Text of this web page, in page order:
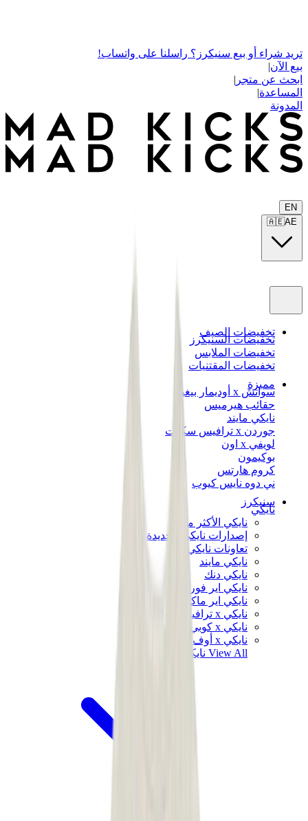
تريد شراء أو بيع سنيكرز؟ راسلنا على واتساب!
بيع الآن|
ابحث عن متجر |
المساعدة|
المدونة
EN
🇦🇪AE
تخفيضات الصيف
تخفيضات السنيكرز
تخفيضات الملابس
تخفيضات المقتنيات
مميزة
سواتش x أوديمار بيغيه
حقائب هيرميس
نايكي مايند
جوردن x ترافيس سكوت
لويفي x اون
بوكيمون
كروم هارتس
ني دوه نايس كيوب
سنيكرز
نايكي
نايكي الأكثر مبيعاً
إصدارات نايكي الجديدة
تعاونات نايكي
نايكي مايند
نايكي دنك
نايكي اير فورس 1
نايكي اير ماكس
نايكي x ترافيس سكوت
نايكي x كوبي براينت
نايكي x أوف وايت
View All نايكي